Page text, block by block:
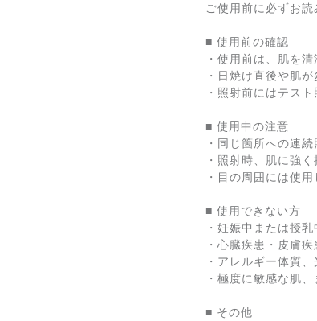
ご使用前に必ずお
■ 使用前の確認
・使用前は、肌を
・日焼け直後や肌
・照射前にはテス
■ 使用中の注意
・同じ箇所への連
・照射時、肌に強
・目の周囲には使
■ 使用できない方
・妊娠中または授
・心臓疾患・皮膚
・アレルギー体質
・極度に敏感な肌
■ その他